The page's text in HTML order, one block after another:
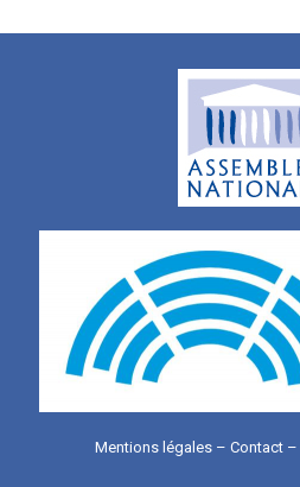
Mentions légales – Contact –